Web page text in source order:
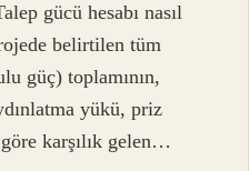
gücü hesabı nasıl
belirtilen tüm
güç) toplamının,
yükü, priz
karşılık gelen…